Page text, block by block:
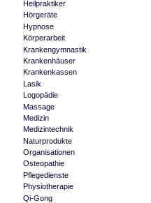
Heilpraktiker
Hörgeräte
Hypnose
Körperarbeit
Krankengymnastik
Krankenhäuser
Krankenkassen
Lasik
Logopädie
Massage
Medizin
Medizintechnik
Naturprodukte
Organisationen
Osteopathie
Pflegedienste
Physiotherapie
Qi-Gong